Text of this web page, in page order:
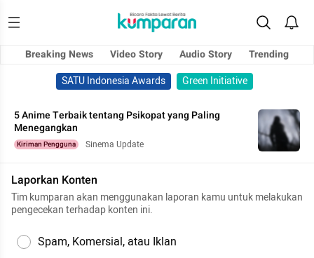
Breaking News Video Story Audio Story
Trending
SATU Indonesia Awards
Green Initiative
5 Anime Terbaik tentang Psikopat yang Paling
Menegangkan
Kiriman Pengguna Sinema Update
Laporkan Konten
Tim kumparan akan menggunakan laporan kamu untuk melakukan
pengecekan terhadap konten ini.
Spam, Komersial, atau Iklan